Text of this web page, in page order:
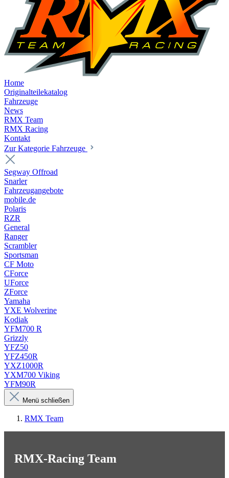
Home
Originalteilekatalog
Fahrzeuge
News
RMX Team
RMX Racing
Kontakt
Zur Kategorie Fahrzeuge
Segway Offroad
Snarler
Fahrzeugangebote
mobile.de
Polaris
RZR
General
Ranger
Scrambler
Sportsman
CF Moto
CForce
UForce
ZForce
Yamaha
YXE Wolverine
Kodiak
YFM700 R
Grizzly
YFZ50
YFZ450R
YXZ1000R
YXM700 Viking
YFM90R
Menü schließen
RMX Team
RMX-Racing Team